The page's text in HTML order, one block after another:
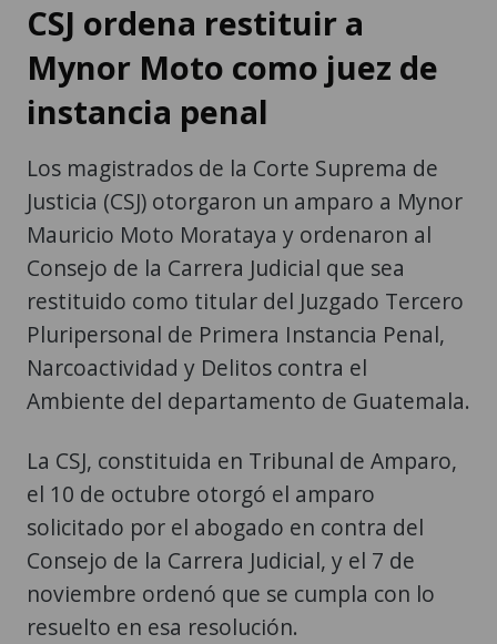
CSJ ordena restituir a
Mynor Moto como juez de
instancia penal
Los magistrados de la Corte Suprema de
Justicia (CSJ) otorgaron un amparo a Mynor
Mauricio Moto Morataya y ordenaron al
Consejo de la Carrera Judicial que sea
restituido como titular del Juzgado Tercero
Pluripersonal de Primera Instancia Penal,
Narcoactividad y Delitos contra el
Ambiente del departamento de Guatemala.
La CSJ, constituida en Tribunal de Amparo,
el 10 de octubre otorgó el amparo
solicitado por el abogado en contra del
Consejo de la Carrera Judicial, y el 7 de
noviembre ordenó que se cumpla con lo
resuelto en esa resolución.